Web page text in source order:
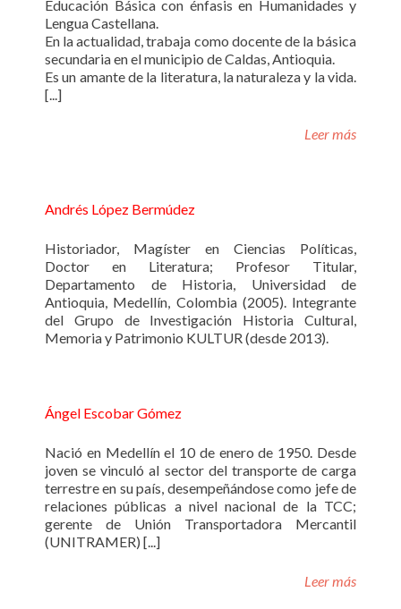
Educación Básica con énfasis en Humanidades y
Lengua Castellana.
En la actualidad, trabaja como docente de la básica
secundaria en el municipio de Caldas, Antioquia.
Es un amante de la literatura, la naturaleza y la vida.
[...]
Leer más
Andrés López Bermúdez
Historiador, Magíster en Ciencias Políticas,
Doctor en Literatura; Profesor Titular,
Departamento de Historia, Universidad de
Antioquia, Medellín, Colombia (2005). Integrante
del Grupo de Investigación Historia Cultural,
Memoria y Patrimonio KULTUR (desde 2013).
Ángel Escobar Gómez
Nació en Medellín el 10 de enero de 1950. Desde
joven se vinculó al sector del transporte de carga
terrestre en su país, desempeñándose como jefe de
relaciones públicas a nivel nacional de la TCC;
gerente de Unión Transportadora Mercantil
(UNITRAMER) [...]
Leer más